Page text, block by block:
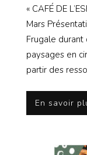
« CAFÉ DE
Mars
Frugale
paysages en
partir des
En savoir